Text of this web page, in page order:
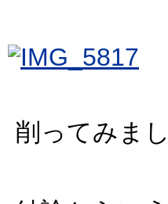
削ってみまし